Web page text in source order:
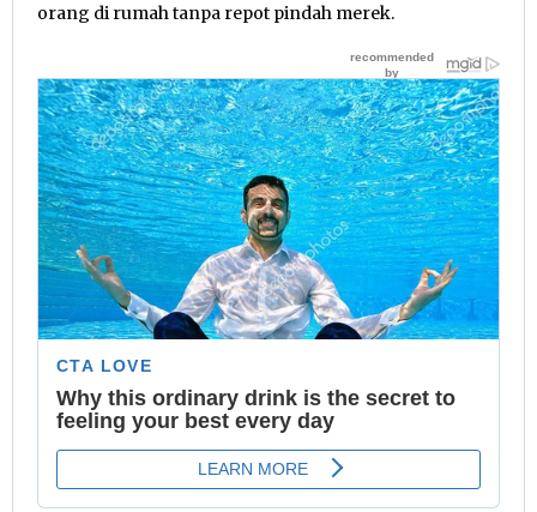
orang di rumah tanpa repot pindah merek.